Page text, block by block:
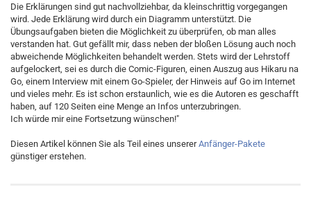
Die Erklärungen sind gut nachvollziehbar, da kleinschrittig vorgegangen
wird. Jede Erklärung wird durch ein Diagramm unterstützt. Die
Übungsaufgaben bieten die Möglichkeit zu überprüfen, ob man alles
verstanden hat. Gut gefällt mir, dass neben der bloßen Lösung auch noch
abweichende Möglichkeiten behandelt werden. Stets wird der Lehrstoff
aufgelockert, sei es durch die Comic-Figuren, einen Auszug aus Hikaru na
Go, einem Interview mit einem Go-Spieler, der Hinweis auf Go im Internet
und vieles mehr. Es ist schon erstaunlich, wie es die Autoren es geschafft
haben, auf 120 Seiten eine Menge an Infos unterzubringen.
Ich würde mir eine Fortsetzung wünschen!"
Diesen Artikel können Sie als Teil eines unsererAnfänger-Pakete
günstiger erstehen.